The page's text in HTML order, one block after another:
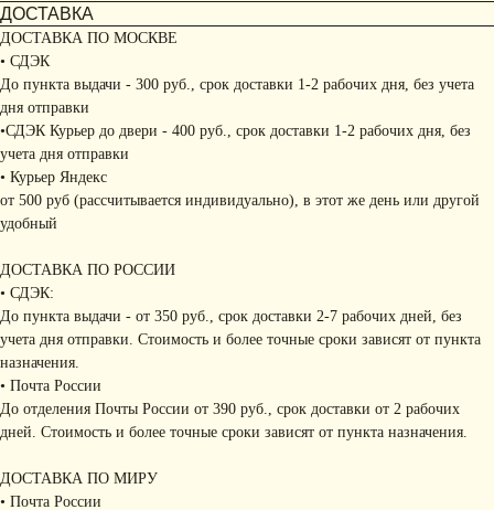
ДОСТАВКА
ДОСТАВКА ПО МОСКВЕ
• СДЭК
До пункта выдачи - 300 руб., срок доставки 1-2 рабочих дня, без учета
дня отправки
•СДЭК Курьер до двери - 400 руб., срок доставки 1-2 рабочих дня, без
учета дня отправки
• Курьер Яндекс
от 500 руб (рассчитывается индивидуально), в этот же день или другой
удобный
ДОСТАВКА ПО РОССИИ
• СДЭК:
До пункта выдачи - от 350 руб., срок доставки 2-7 рабочих дней, без
учета дня отправки. Стоимость и более точные сроки зависят от пункта
назначения.
• Почта России
До отделения Почты России от 390 руб., срок доставки от 2 рабочих
дней. Стоимость и более точные сроки зависят от пункта назначения.
ДОСТАВКА ПО МИРУ
• Почта России